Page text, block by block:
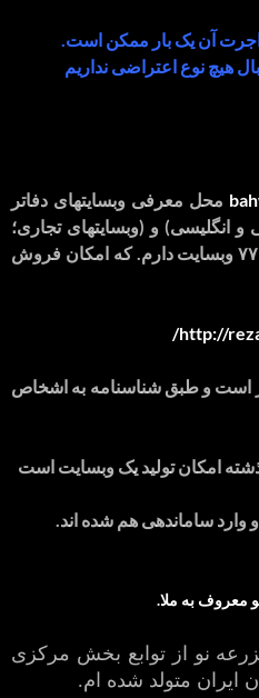
آن یک بار ممکن است.
هیچ نوع اعتراضی نداریم
محل معرفی وبسایتهای دفاتر
و انگلیسی) و (وبسایتهای تجاری؛
فارسی و عربی و ترکی) بیش از ۷۷ وبسایت دارم. که امکان فروش
http://
است و طبق شناسنامه به اشخاص
امکان تولید یک وبسایت است
و وارد ساماندهی هم شده اند.
معروف به ملا.
مزرعه نو از توابع بخش مرکزی
ایران متولد شده ام.